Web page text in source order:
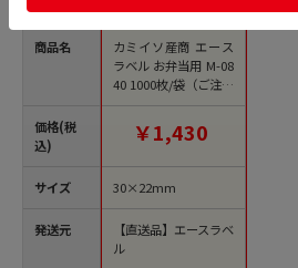
商品名
価格(税
込)
サイズ
発送元
カミイソ産商 エース
ラベル お弁当用 M-08
40 1000枚/袋（ご注文
単位1袋）【直送品】
￥1,430
30×22mm
【直送品】エースラベ
ル